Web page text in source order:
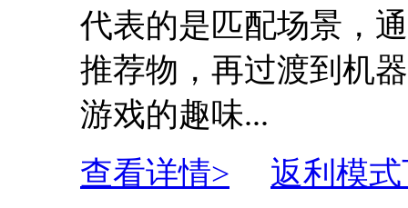
代表的是匹配场景，
推荐物，再过渡到机
游戏的趣味...
查看详情>
返利模